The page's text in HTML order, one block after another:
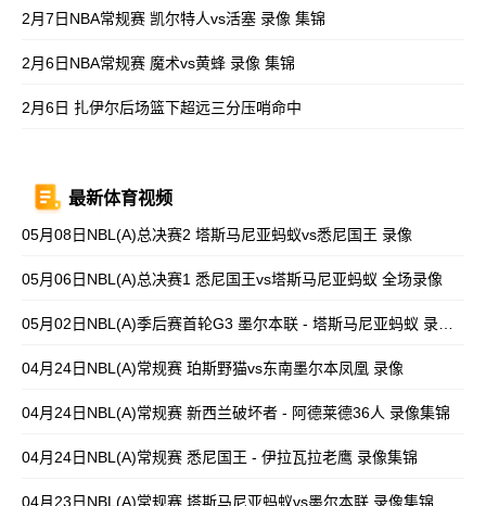
2月7日NBA常规赛 凯尔特人vs活塞 录像 集锦
2月6日NBA常规赛 魔术vs黄蜂 录像 集锦
2月6日 扎伊尔后场篮下超远三分压哨命中
最新体育视频
05月08日NBL(A)总决赛2 塔斯马尼亚蚂蚁vs悉尼国王 录像
05月06日NBL(A)总决赛1 悉尼国王vs塔斯马尼亚蚂蚁 全场录像
05月02日NBL(A)季后赛首轮G3 墨尔本联 - 塔斯马尼亚蚂蚁 录像集锦
04月24日NBL(A)常规赛 珀斯野猫vs东南墨尔本凤凰 录像
04月24日NBL(A)常规赛 新西兰破坏者 - 阿德莱德36人 录像集锦
04月24日NBL(A)常规赛 悉尼国王 - 伊拉瓦拉老鹰 录像集锦
04月23日NBL(A)常规赛 塔斯马尼亚蚂蚁vs墨尔本联 录像集锦